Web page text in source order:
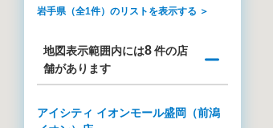
岩手県（全1件）のリストを表示する ＞
地図表示範囲内には8件の店
舗があります
アイシティ イオンモール盛岡（前潟